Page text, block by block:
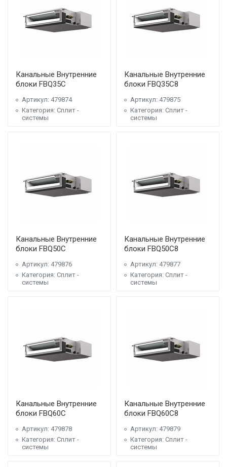
Канальные Внутренние
блоки FBQ35C
Артикул: 479874
Категория: Сплит -
системы
Канальные Внутренние
блоки FBQ35C8
Артикул: 479875
Категория: Сплит -
системы
Канальные Внутренние
блоки FBQ50C
Артикул: 479876
Категория: Сплит -
системы
Канальные Внутренние
блоки FBQ50C8
Артикул: 479877
Категория: Сплит -
системы
Канальные Внутренние
блоки FBQ60C
Артикул: 479878
Категория: Сплит -
системы
Канальные Внутренние
блоки FBQ60C8
Артикул: 479879
Категория: Сплит -
системы